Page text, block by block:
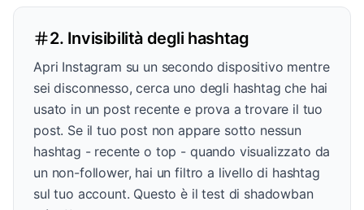
2. Invisibilità degli hashtag
Apri Instagram su un secondo dispositivo mentre
sei disconnesso, cerca uno degli hashtag che hai
usato in un post recente e prova a trovare il tuo
post. Se il tuo post non appare sotto nessun
hashtag - recente o top - quando visualizzato da
un non-follower, hai un filtro a livello di hashtag
sul tuo account. Questo è il test di shadowban